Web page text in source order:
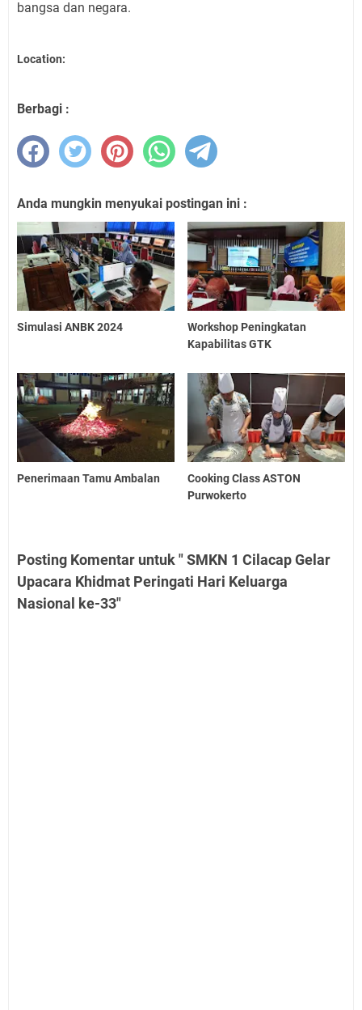
bangsa dan negara.
Location:
Berbagi :
Anda mungkin menyukai postingan ini :
Simulasi ANBK 2024
Workshop Peningkatan
Kapabilitas GTK
Penerimaan Tamu Ambalan
Cooking Class ASTON
Purwokerto
Posting Komentar untuk " SMKN 1 Cilacap Gelar
Upacara Khidmat Peringati Hari Keluarga
Nasional ke-33"